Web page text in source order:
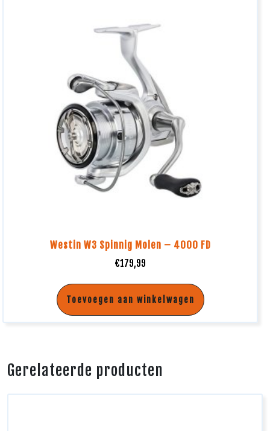
Westin W3 Spinnig Molen – 4000 FD
€179,99
Toevoegen aan winkelwagen
Gerelateerde producten